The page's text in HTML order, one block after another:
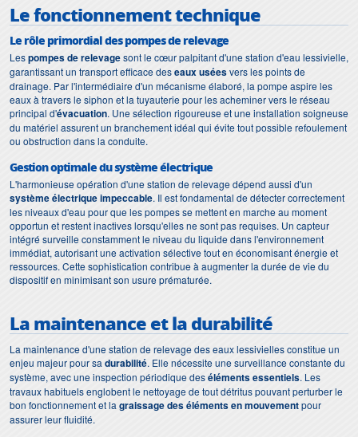
Le fonctionnement technique
Le rôle primordial des pompes de relevage
Lespompes de relevagesont le cœur palpitant d'une station d'eau lessivielle,
garantissant un transport efficace deseaux uséesvers les points de
drainage. Par l'intermédiaire d'un mécanisme élaboré, la pompe aspire les
eaux à travers le siphon et la tuyauterie pour les acheminer vers le réseau
principal d'évacuation. Une sélection rigoureuse et une installation soigneuse
du matériel assurent un branchement idéal qui évite tout possible refoulement
ou obstruction dans la conduite.
Gestion optimale du système électrique
L'harmonieuse opération d'une station de relevage dépend aussi d'un
système électrique impeccable. Il est fondamental de détecter correctement
les niveaux d'eau pour que les pompes se mettent en marche au moment
opportun et restent inactives lorsqu'elles ne sont pas requises. Un capteur
intégré surveille constamment le niveau du liquide dans l'environnement
immédiat, autorisant une activation sélective tout en économisant énergie et
ressources. Cette sophistication contribue à augmenter la durée de vie du
dispositif en minimisant son usure prématurée.
La maintenance et la durabilité
La maintenance d'une station de relevage des eaux lessivielles constitue un
enjeu majeur pour sa durabilité. Elle nécessite une surveillance constante du
système, avec une inspection périodique deséléments essentiels. Les
travaux habituels englobent le nettoyage de tout détritus pouvant perturber le
bon fonctionnement et la graissage des éléments en mouvementpour
assurer leur fluidité.